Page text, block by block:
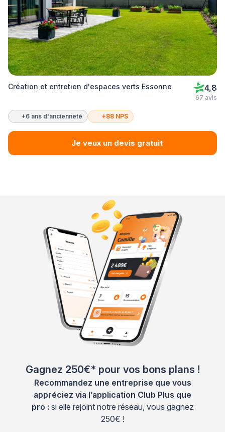
Création et entretien d'espaces verts Essonne 4,8
67 avis
+6 ans d'ancienneté +88 NPS
Je veux un devis gratuit
Gagnez 250€* pour vos bons plans !
Recommandez une entreprise que vous
appréciez via l’application Club Plus que
pro : si elle rejoint notre réseau, vous gagnez
250€ !